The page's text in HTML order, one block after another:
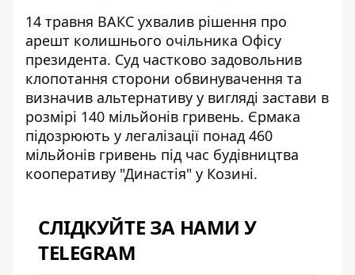
14 травня ВАКС ухвалив рішення про
арешт колишнього очільника Офісу
президента. Суд частково задовольнив
клопотання сторони обвинувачення та
визначив альтернативу у вигляді застави в
розмірі 140 мільйонів гривень. Єрмака
підозрюють у легалізації понад 460
мільйонів гривень під час будівництва
кооперативу "Династія" у Козині.
СЛІДКУЙТЕ ЗА НАМИ У
TELEGRAM